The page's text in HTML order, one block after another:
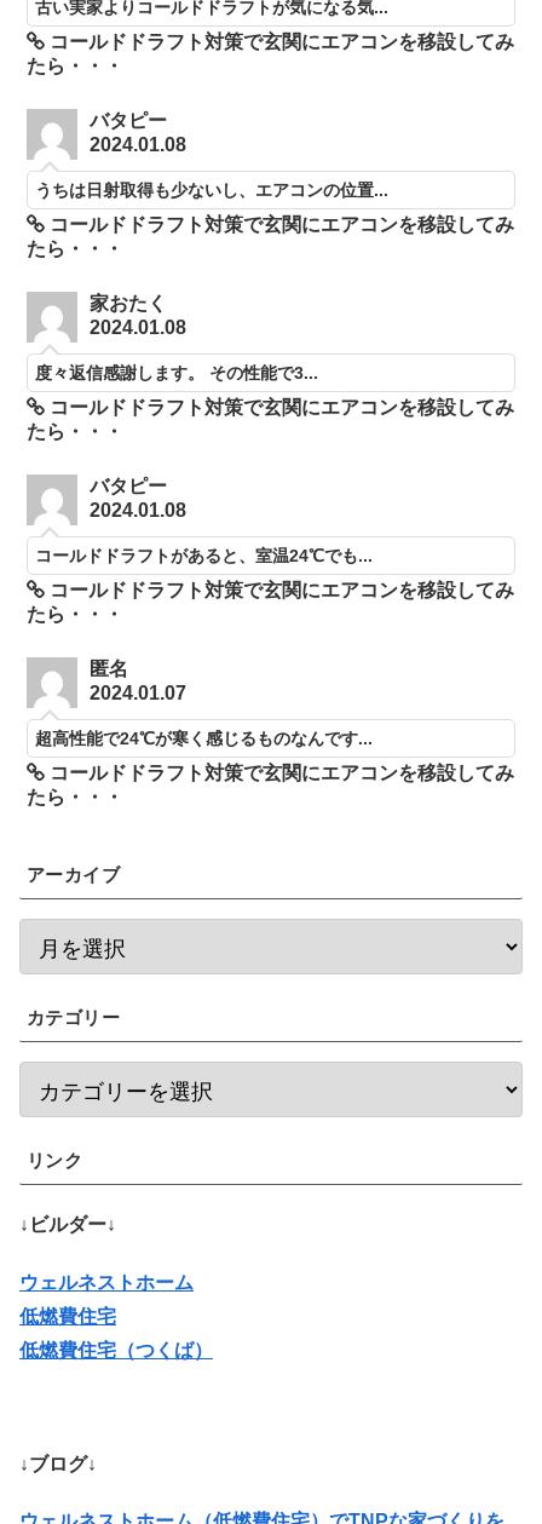
古い実家よりコールドドラフトが気になる気...
コールドドラフト対策で玄関にエアコンを移設してみ
たら・・・
バタピー
2024.01.08
うちは日射取得も少ないし、エアコンの位置...
コールドドラフト対策で玄関にエアコンを移設してみ
たら・・・
家おたく
2024.01.08
度々返信感謝します。 その性能で3...
コールドドラフト対策で玄関にエアコンを移設してみ
たら・・・
バタピー
2024.01.08
コールドドラフトがあると、室温24℃でも...
コールドドラフト対策で玄関にエアコンを移設してみ
たら・・・
匿名
2024.01.07
超高性能で24℃が寒く感じるものなんです...
コールドドラフト対策で玄関にエアコンを移設してみ
たら・・・
アーカイブ
カテゴリー
リンク
↓ビルダー↓
ウェルネストホーム
低燃費住宅
低燃費住宅（つくば）
↓ブログ↓